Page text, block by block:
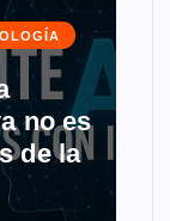
no es
de la